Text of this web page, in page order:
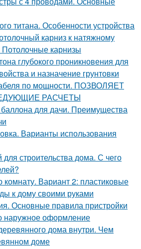
титана. Особенности устройства
карниз к натяжному
Потолочные карнизы
глубокого проникновения для
и назначение грунтовки
по мощности. ПОЗВОЛЯЕТ
РАСЧЕТЫ
баллона для дачи. Преимущества
Варианты использования
для строительства дома. С чего
комнату. Вариант 2: пластиковые
к дому своими руками
Основные правила пристройки
наружное оформление
дома внутри. Чем
доме